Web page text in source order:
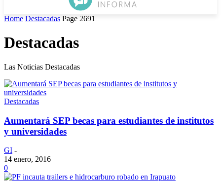
Home Destacadas Page 2691
Destacadas
Las Noticias Destacadas
Destacadas
Aumentará SEP becas para estudiantes de institutos
y universidades
GI -
14 enero, 2016
0